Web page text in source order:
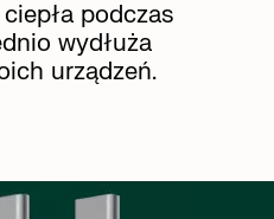
podczas
wydłuża
urządzeń.